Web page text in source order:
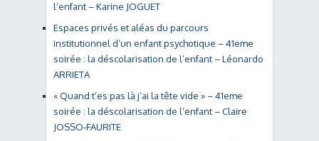
l’enfant – Karine JOGUET
Espaces privés et aléas du parcours
institutionnel d’un enfant psychotique – 41eme
soirée : la déscolarisation de l’enfant – Léonardo
ARRIETA
« Quand t’es pas là j’ai la tête vide » – 41eme
soirée : la déscolarisation de l’enfant – Claire
JOSSO-FAURITE